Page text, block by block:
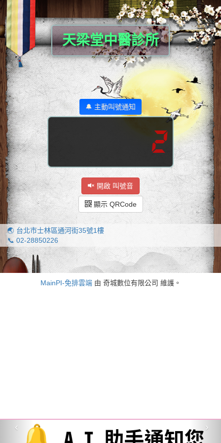
天梁堂中醫診所
🔔 主動叫號通知
2
開啟 叫號音
顯示 QRCode
🌏 台北市士林區通河街35號1樓
📞 02-28850226
‹ ›
MainPI-免排雲端由 奇城數位有限公司 維護。